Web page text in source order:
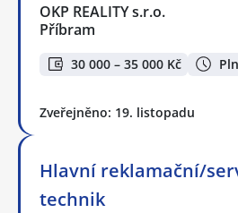
OKP REALITY s.r.o.
Příbram
30 000 – 35 000 Kč
Zveřejněno: 19. listopadu
Hlavní reklamační/
technik